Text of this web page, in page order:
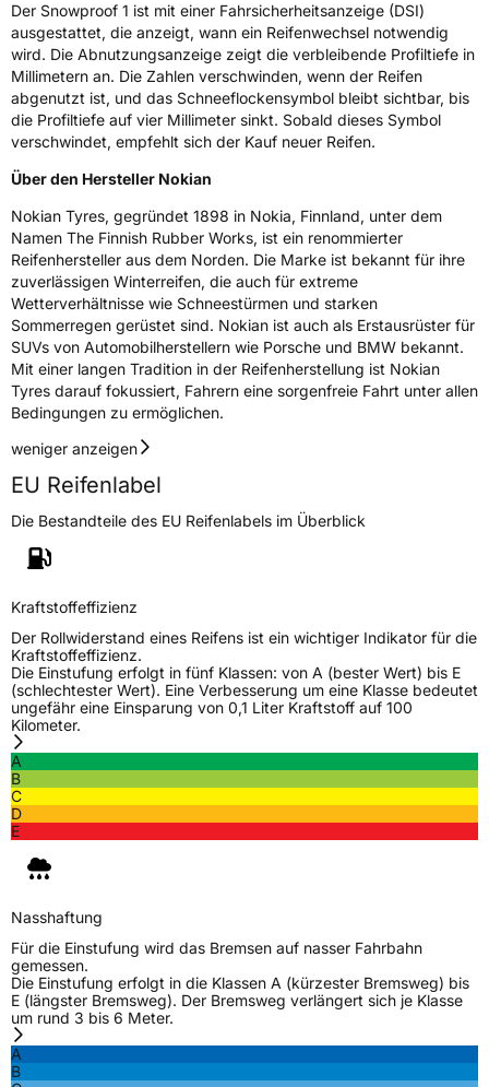
Rollgeräusch (Klasse)B
Rollgeräusch (dB)70
Fahrzeugklasse C1
3PMSF / Schneeflockensymbol / Alpine-Symbol
EPREL ID1452077
Allgemeine Produktsicherheit (GPSR)
HerstellerkontaktNokian Tyres plc, Pirkkalaistie 7 37100 Nokia
Finnland, info@nokiantyres.com
Der Snowproof 1 ist mit einer Fahrsicherheitsanzeige (DSI)
ausgestattet, die anzeigt, wann ein Reifenwechsel notwendig
wird. Die Abnutzungsanzeige zeigt die verbleibende Profiltiefe in
Millimetern an. Die Zahlen verschwinden, wenn der Reifen
abgenutzt ist, und das Schneeflockensymbol bleibt sichtbar, bis
die Profiltiefe auf vier Millimeter sinkt. Sobald dieses Symbol
verschwindet, empfehlt sich der Kauf neuer Reifen.
Über den Hersteller Nokian
Nokian Tyres, gegründet 1898 in Nokia, Finnland, unter dem
Namen The Finnish Rubber Works, ist ein renommierter
Reifenhersteller aus dem Norden. Die Marke ist bekannt für ihre
zuverlässigen Winterreifen, die auch für extreme
Wetterverhältnisse wie Schneestürmen und starken
Sommerregen gerüstet sind. Nokian ist auch als Erstausrüster für
SUVs von Automobilherstellern wie Porsche und BMW bekannt.
Mit einer langen Tradition in der Reifenherstellung ist Nokian
Tyres darauf fokussiert, Fahrern eine sorgenfreie Fahrt unter allen
Bedingungen zu ermöglichen.
weniger anzeigen
EU Reifenlabel
Die Bestandteile des EU Reifenlabels im Überblick
Kraftstoffeffizienz
Der Rollwiderstand eines Reifens ist ein wichtiger Indikator für die
Kraftstoffeffizienz.
Die Einstufung erfolgt in fünf Klassen: von A (bester Wert) bis E
(schlechtester Wert). Eine Verbesserung um eine Klasse bedeutet
ungefähr eine Einsparung von 0,1 Liter Kraftstoff auf 100
Kilometer.
A
B
C
D
E
Nasshaftung
Für die Einstufung wird das Bremsen auf nasser Fahrbahn
gemessen.
Die Einstufung erfolgt in die Klassen A (kürzester Bremsweg) bis
E (längster Bremsweg). Der Bremsweg verlängert sich je Klasse
um rund 3 bis 6 Meter.
A
B